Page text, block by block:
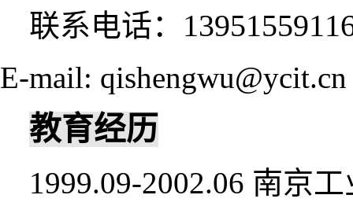
联系电话：
E-mail: qishengwu@ycit.cn
教育经历
1999.09-2002.06 南京